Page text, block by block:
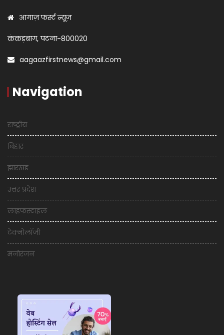
आगाज़ फर्स्ट न्यूज़
कंकड़बाग, पटना-800020
aagaazfirstnews@gmail.com
Navigation
राष्ट्रीय
बिहार
झारखंड
उत्तर प्रदेश
लाइफस्टाइल
टेक्नोलॉजी
मनोरंजन